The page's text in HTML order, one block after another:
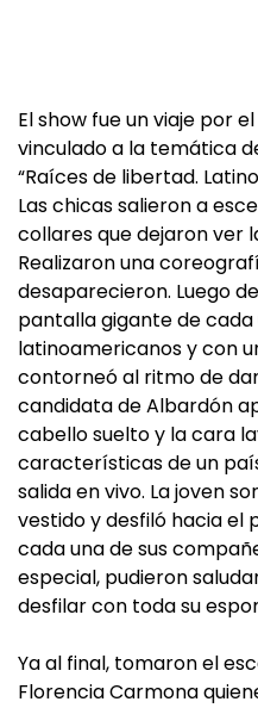
El show fue un viaje por
vinculado a la temática
“Raíces de libertad.
Las chicas salieron a
collares que dejaron ver
Realizaron una
desaparecieron. Luego
pantalla gigante de cada
latinoamericanos y con
contorneó al ritmo de
candidata de Albardón
cabello suelto y la cara
características de un
salida en vivo. La joven
vestido y desfiló hacia el
cada una de sus
especial, pudieron
desfilar con toda su
Ya al final, tomaron el
Florencia Carmona